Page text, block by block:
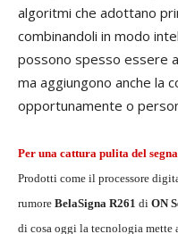
algoritmi che adottano
combinandoli in modo
possono spesso essere
ma aggiungono anche la
opportunamente o
Per una cattura pulita del
Prodotti come il processore
rumore BelaSigna R261 di ON
di cosa oggi la tecnologia mette